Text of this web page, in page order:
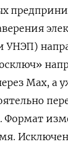
УНЭП)
Max, а
Формат